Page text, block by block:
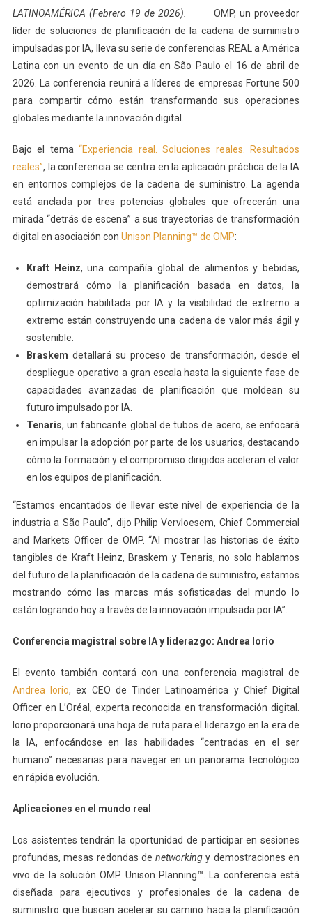
LATINOAMÉRICA (Febrero 19 de 2026).OMP, un proveedor
líder de soluciones de planificación de la cadena de suministro
impulsadas por IA, lleva su serie de conferencias REAL a América
Latina con un evento de un día en São Paulo el 16 de abril de
2026. La conferencia reunirá a líderes de empresas Fortune 500
para compartir cómo están transformando sus operaciones
globales mediante la innovación digital.
Bajo el tema“Experiencia real. Soluciones reales. Resultados
reales”, la conferencia se centra en la aplicación práctica de la IA
en entornos complejos de la cadena de suministro. La agenda
está anclada por tres potencias globales que ofrecerán una
mirada “detrás de escena” a sus trayectorias de transformación
digital en asociación con Unison Planning™ de OMP:
Kraft Heinz, una compañía global de alimentos y bebidas,
demostrará cómo la planificación basada en datos, la
optimización habilitada por IA y la visibilidad de extremo a
extremo están construyendo una cadena de valor más ágil y
sostenible.
Braskem detallará su proceso de transformación, desde el
despliegue operativo a gran escala hasta la siguiente fase de
capacidades avanzadas de planificación que moldean su
futuro impulsado por IA.
Tenaris, un fabricante global de tubos de acero, se enfocará
en impulsar la adopción por parte de los usuarios, destacando
cómo la formación y el compromiso dirigidos aceleran el valor
en los equipos de planificación.
“Estamos encantados de llevar este nivel de experiencia de la
industria a São Paulo”, dijo Philip Vervloesem, Chief Commercial
and Markets Officer de OMP. “Al mostrar las historias de éxito
tangibles de Kraft Heinz, Braskem y Tenaris, no solo hablamos
del futuro de la planificación de la cadena de suministro, estamos
mostrando cómo las marcas más sofisticadas del mundo lo
están logrando hoy a través de la innovación impulsada por IA”.
Conferencia magistral sobre IA y liderazgo: Andrea Iorio
El evento también contará con una conferencia magistral de
Andrea Iorio, ex CEO de Tinder Latinoamérica y Chief Digital
Officer en L’Oréal, experta reconocida en transformación digital.
Iorio proporcionará una hoja de ruta para el liderazgo en la era de
la IA, enfocándose en las habilidades “centradas en el ser
humano” necesarias para navegar en un panorama tecnológico
en rápida evolución.
Aplicaciones en el mundo real
Los asistentes tendrán la oportunidad de participar en sesiones
profundas, mesas redondas denetworkingy demostraciones en
vivo de la solución OMP Unison Planning™. La conferencia está
diseñada para ejecutivos y profesionales de la cadena de
suministro que buscan acelerar su camino hacia la planificación